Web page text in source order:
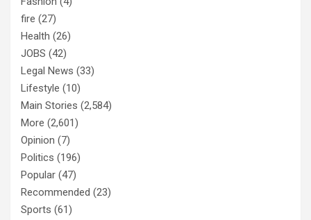
fire (27)
Health (26)
JOBS (42)
Legal News (33)
Lifestyle (10)
Main Stories (2,584)
More (2,601)
Opinion (7)
Politics (196)
Popular (47)
Recommended (23)
Sports (61)